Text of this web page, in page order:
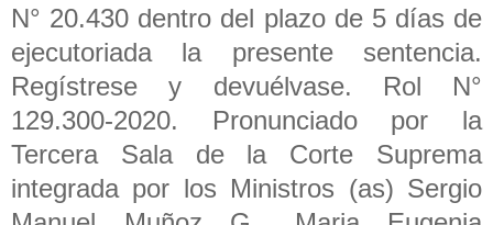
N° 20.430 dentro del plazo de 5 días de
ejecutoriada la presente sentencia.
Regístrese y devuélvase. Rol N°
129.300-2020. Pronunciado por la
Tercera Sala de la Corte Suprema
integrada por los Ministros (as) Sergio